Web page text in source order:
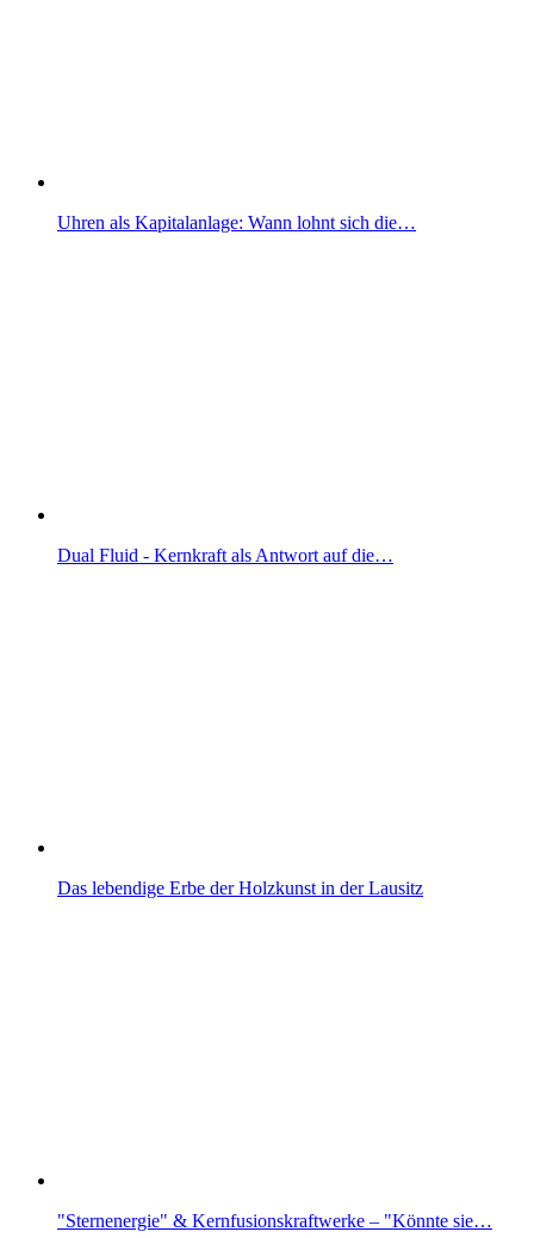
Uhren als Kapitalanlage: Wann lohnt sich die…
Dual Fluid - Kernkraft als Antwort auf die…
Das lebendige Erbe der Holzkunst in der Lausitz
"Sternenergie" & Kernfusionskraftwerke – "Könnte sie…